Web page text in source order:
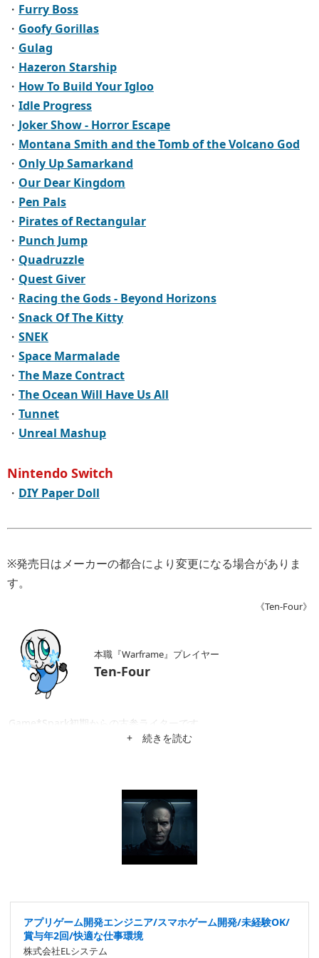
・ Furry Boss
・ Goofy Gorillas
・ Gulag
・ Hazeron Starship
・ How To Build Your Igloo
・ Idle Progress
・ Joker Show - Horror Escape
・ Montana Smith and the Tomb of the Volcano God
・ Only Up Samarkand
・ Our Dear Kingdom
・ Pen Pals
・ Pirates of Rectangular
・ Punch Jump
・ Quadruzzle
・ Quest Giver
・ Racing the Gods - Beyond Horizons
・ Snack Of The Kitty
・ SNEK
・ Space Marmalade
・ The Maze Contract
・ The Ocean Will Have Us All
・ Tunnet
・ Unreal Mashup
Nintendo Switch
・ DIY Paper Doll
※発売日はメーカーの都合により変更になる場合がありま
す。
《Ten-Four》
本職『Warframe』プレイヤー
Ten-Four
Game*Spark初期からの古参ライターです。
+ 続きを読む
アプリゲーム開発エンジニア/スマホゲーム開発/未経験OK/
賞与年2回/快適な仕事環境
株式会社ELシステム